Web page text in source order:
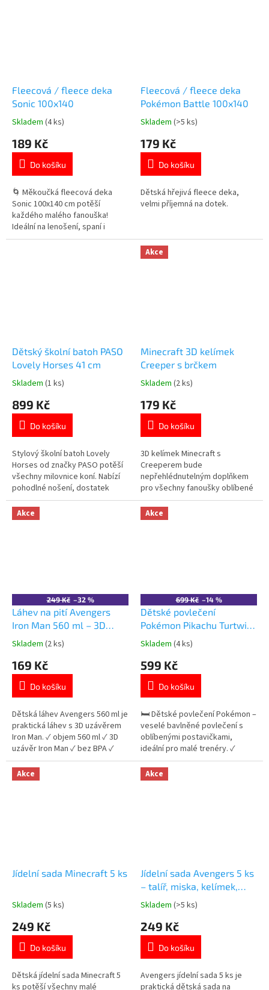
Fleecová / fleece deka
Sonic 100x140
Průměrné
produktu
5,0
5
hvězdiček.
Skladem (4 ks)
189 Kč
Do košíku
🌀 Měkoučká fleecová deka
Sonic 100x140 cm potěší
každého malého fanouška!
Ideální na lenošení, spaní i
cestování. Více produktů s
Fleecová / fleece deka
Pokémon Battle 100x140
Průměrné
produktu
5,0
5
hvězdiček.
Skladem (>5 ks)
179 Kč
Do košíku
Dětská hřejivá fleece deka,
velmi příjemná na dotek.
Dětský školní batoh PASO
Lovely Horses 41 cm
Průměrné
produktu
5,0
5
hvězdiček.
Skladem (1 ks)
899 Kč
Do košíku
Stylový školní batoh Lovely
Horses od značky PASO potěší
všechny milovnice koní. Nabízí
pohodlné nošení, dostatek
prostoru i krásný design s
běžícími koňmi.Dvě prostorné
komory a čtyři kapsy zajistí
Akce
Minecraft 3D kelímek
Creeper s brčkem
Průměrné
produktu
5,0
5
hvězdiček.
Skladem (2 ks)
179 Kč
Do košíku
3D kelímek Minecraft s
Creeperem bude
nepřehlédnutelným doplňkem
pro všechny fanoušky oblíbené
hry ✓ víčko s integrovaným
brčkem ✓ 3D motiv Creeper ✓
plast bez BPA ✓ oficiální licence
Akce
249 Kč –32 %
Láhev na pití Avengers
Iron Man 560 ml – 3D
uzávěr
Průměrné
produktu
5,0
5
hvězdiček.
Skladem (2 ks)
169 Kč
Do košíku
Dětská láhev Avengers 560 ml je
praktická láhev s 3D uzávěrem
Iron Man. ✓ objem 560 ml ✓ 3D
uzávěr Iron Man ✓ bez BPA ✓
licencovaný motiv Avengers 👉
Více produktů Avengers
Akce
699 Kč –14 %
Dětské povlečení
Pokémon Pikachu Turtwig
Chimchar bavlna 140×200
Průměrné
produktu
5,0
5
hvězdiček.
Skladem (4 ks)
599 Kč
Do košíku
🛏️ Dětské povlečení Pokémon –
veselé bavlněné povlečení s
oblíbenými postavičkami,
ideální pro malé trenéry. ✓
motiv Pokémon ⚡ ✓ 100%
bavlna – měkká a prodyšná ✓
oboustranný design 👉 Více
Akce
Jídelní sada Minecraft 5 ks
Průměrné
produktu
5,0
5
hvězdiček.
Skladem (5 ks)
249 Kč
Do košíku
Dětská jídelní sada Minecraft 5
ks potěší všechny malé
Akce
Jídelní sada Avengers 5 ks
– talíř, miska, kelímek,
příbory
Průměrné
produktu
5,0
5
hvězdiček.
Skladem (>5 ks)
249 Kč
Do košíku
Avengers jídelní sada 5 ks je
praktická dětská sada na